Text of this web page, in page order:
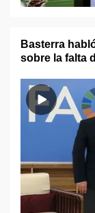
Basterra
sobre la falta